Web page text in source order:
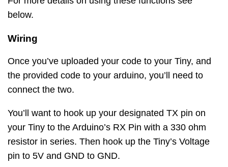
below.
Wiring
Once you’ve uploaded your code to your Tiny, and
the provided code to your arduino, you’ll need to
connect the two.
You’ll want to hook up your designated TX pin on
your Tiny to the Arduino’s RX Pin with a 330 ohm
resistor in series. Then hook up the Tiny’s Voltage
pin to 5V and GND to GND.